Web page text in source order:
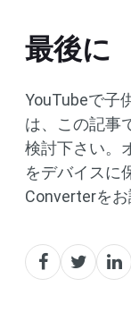
最後に
YouTubeで子
は、この記事
検討下さい。
をデバイスに
Converterをお